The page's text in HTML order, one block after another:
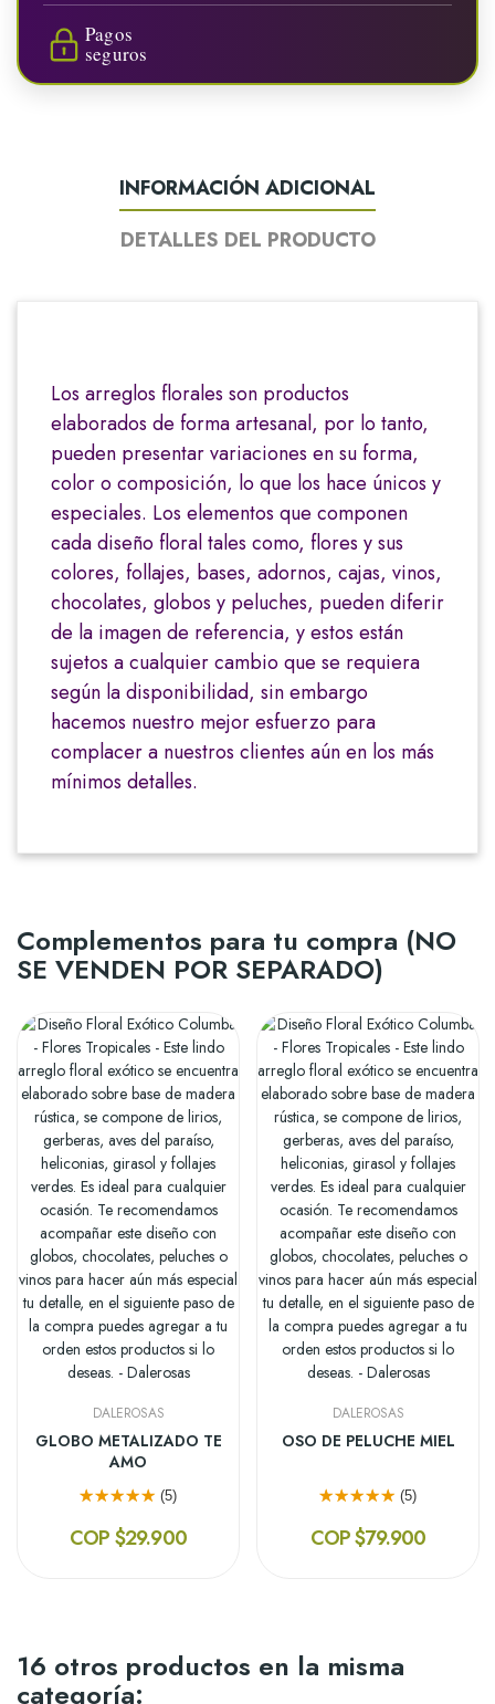
Pagos
seguros
INFORMACIÓN ADICIONAL
DETALLES DEL PRODUCTO
Los arreglos florales son productos
elaborados de forma artesanal, por lo tanto,
pueden presentar variaciones en su forma,
color o composición, lo que los hace únicos y
especiales. Los elementos que componen
cada diseño floral tales como, flores y sus
colores, follajes, bases, adornos, cajas, vinos,
chocolates, globos y peluches, pueden diferir
de la imagen de referencia, y estos están
sujetos a cualquier cambio que se requiera
según la disponibilidad, sin embargo
hacemos nuestro mejor esfuerzo para
complacer a nuestros clientes aún en los más
mínimos detalles.
Complementos para tu compra (NO
SE VENDEN POR SEPARADO)
DALEROSAS
GLOBO METALIZADO TE
AMO
(5)
COP $29.900
DALEROSAS
OSO DE PELUCHE MIEL
(5)
COP $79.900
16 otros productos en la misma
categoría: